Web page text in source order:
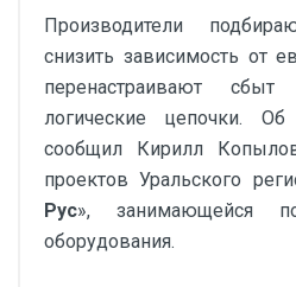
Производители
снизить зависимость от
перенастраивают
логические цепочки.
сообщил Кирилл
проектов Уральского
Рус», занимающейся
оборудования.